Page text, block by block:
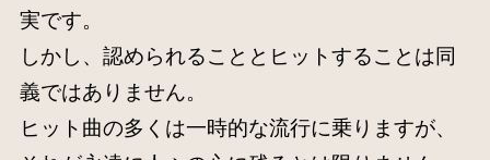
実です。
しかし、認められることとヒットすることは同
義ではありません。
ヒット曲の多くは一時的な流行に乗りますが、